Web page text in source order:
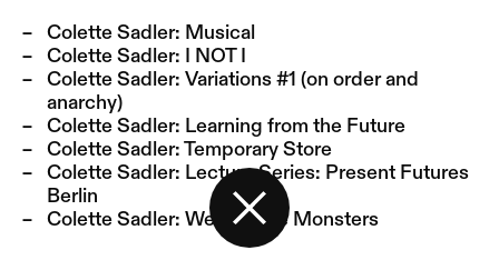
Colette Sadler: Musical
Colette Sadler:
I NOT I
Colette Sadler: Variations #1 (on order and
anarchy)
Colette Sadler: Learning from the Future
Colette Sadler: Temporary Store
Colette Sadler: Lecture Series: Present Futures
Berlin
Colette Sadler: We Are The Monsters
Zurück zur Startseite